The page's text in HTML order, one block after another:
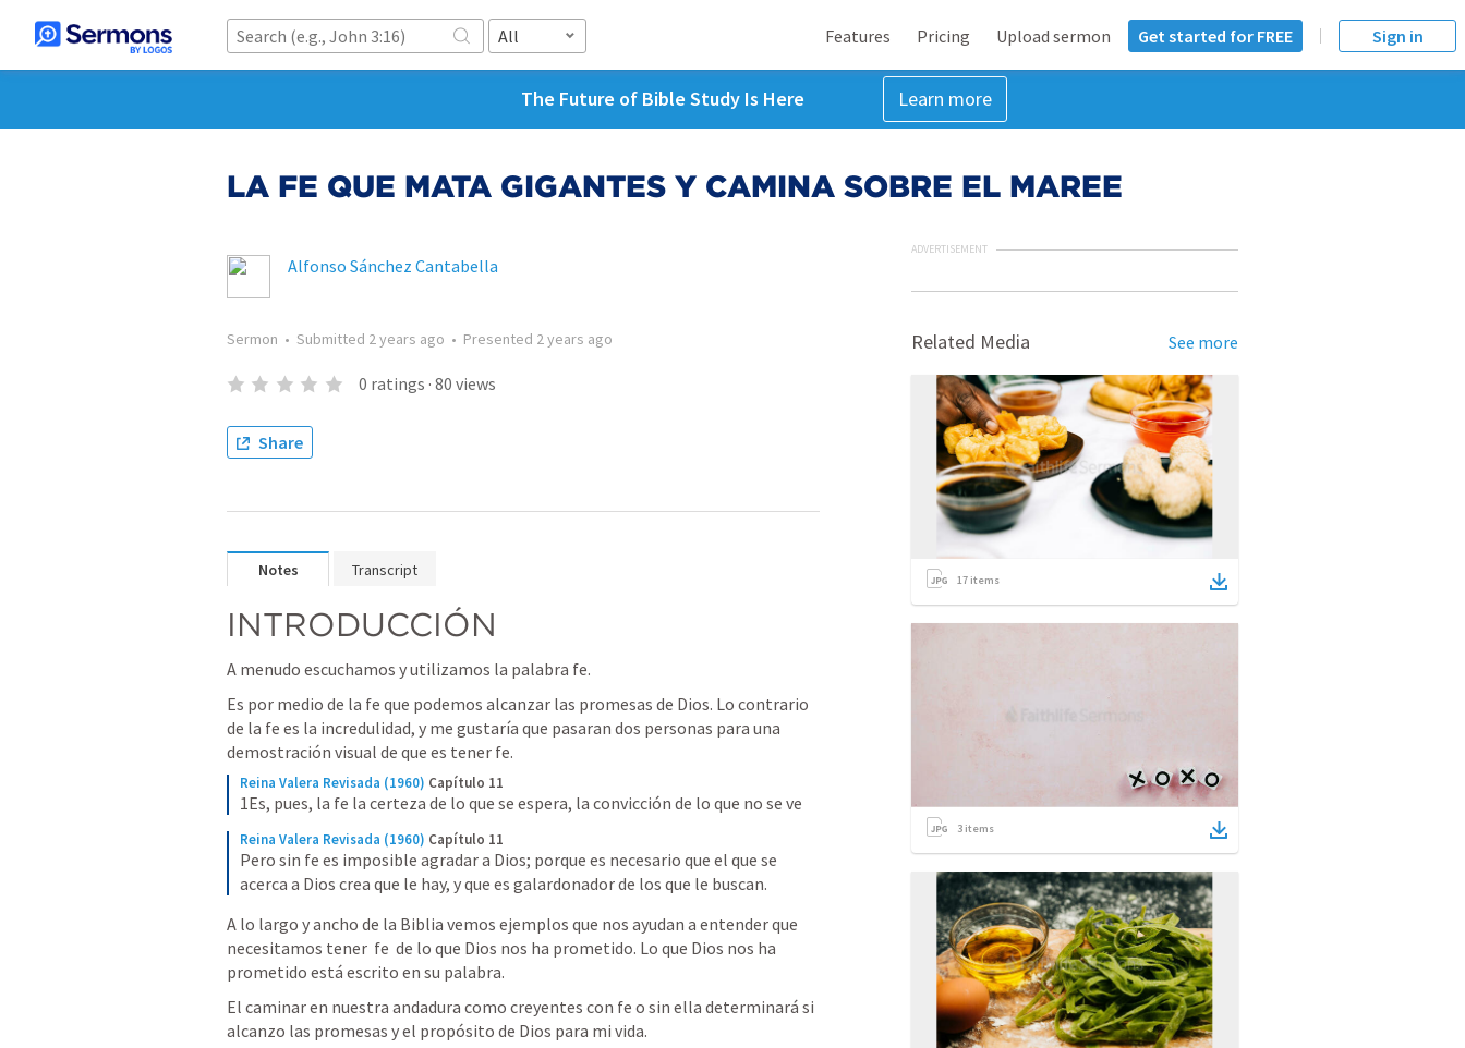
All Features Pricing Upload sermon Get started for FREE Sign in
The Future of Bible Study Is Here Learn more
LA FE QUE MATA GIGANTES Y CAMINA SOBRE EL MAREE
Alfonso Sánchez Cantabella
Sermon • Submitted 2 years ago • Presented 2 years ago
0 ratings · 80 views
Share
Notes Transcript
INTRODUCCIÓN
A menudo escuchamos y utilizamos la palabra fe.
Es por medio de la fe que podemos alcanzar las promesas de Dios. Lo contrario
de la fe es la incredulidad, y me gustaría que pasaran dos personas para una
demostración visual de que es tener fe.
Reina Valera Revisada (1960) Capítulo 11
1Es, pues, la fe la certeza de lo que se espera, la convicción de lo que no se ve
Reina Valera Revisada (1960) Capítulo 11
Pero sin fe es imposible agradar a Dios; porque es necesario que el que se
acerca a Dios crea que le hay, y que es galardonador de los que le buscan.
A lo largo y ancho de la Biblia vemos ejemplos que nos ayudan a entender que
necesitamos tener  fe  de lo que Dios nos ha prometido. Lo que Dios nos ha
prometido está escrito en su palabra.
El caminar en nuestra andadura como creyentes con fe o sin ella determinará si
alcanzo las promesas y el propósito de Dios para mi vida.
ADVERTISEMENT
Related Media See more
17 items
3 items